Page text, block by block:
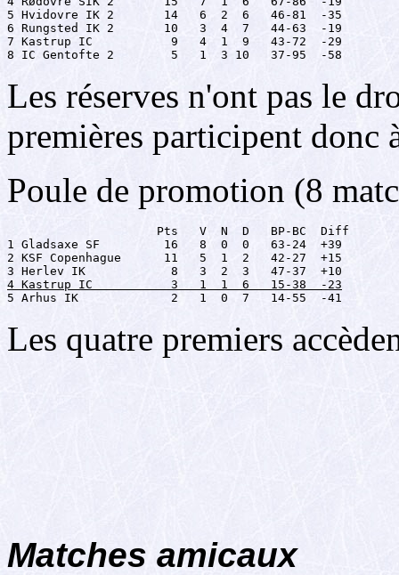
5 Hvidovre IK 2       14   6  2  6   46-81  -35
6 Rungsted IK 2       10   3  4  7   44-63  -19
7 Kastrup IC           9   4  1  9   43-72  -29
8 IC Gentofte 2        5   1  3 10   37-95  -58
Les réserves n'ont pas le
premières participent donc
Poule de promotion (8
                     Pts   V  N  D   BP-BC  Diff
1 Gladsaxe SF         16   8  0  0   63-24  +39
2 KSF Copenhague      11   5  1  2   42-27  +15
4 Kastrup IC           3   1  1  6   15-38  -23
5 Arhus IK             2   1  0  7   14-55  -41
Les quatre premiers
Matches amicaux